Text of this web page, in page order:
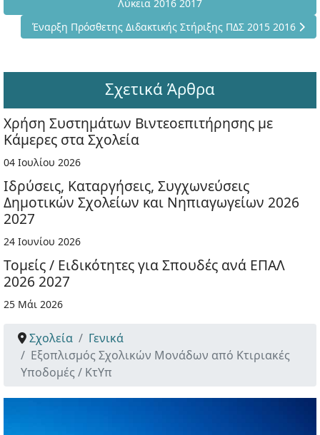
Λύκεια 2016 2017
Επόμενο άρθρο: Έναρξη Πρόσθετης Διδακτικής Στήριξης
Έναρξη Πρόσθετης Διδακτικής Στήριξης ΠΔΣ 2015 2016
Σχετικά Άρθρα
Χρήση Συστημάτων Βιντεοεπιτήρησης με
Κάμερες στα Σχολεία
04 Ιουλίου 2026
Ιδρύσεις, Καταργήσεις, Συγχωνεύσεις
Δημοτικών Σχολείων και Νηπιαγωγείων 2026
2027
24 Ιουνίου 2026
Τομείς / Ειδικότητες για Σπουδές ανά ΕΠΑΛ
2026 2027
25 Μάι 2026
Σχολεία
Γενικά
Εξοπλισμός Σχολικών Μονάδων από Κτιριακές
Υποδομές / ΚτΥπ